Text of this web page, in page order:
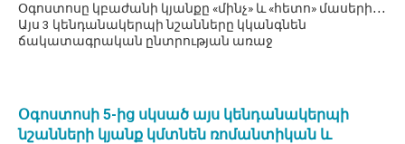
Օգոստոսը կբաժանի կյանքը «մինչ» և «հետո» մասերի․․․
Այս 3 կենդանակերպի նշանները կկանգնեն
ճակատագրական ընտրության առաջ
Օգոստոսի 5-ից սկսած այս կենդանակերպի
նշանների կյանք կմտնեն ռոմանտիկան և